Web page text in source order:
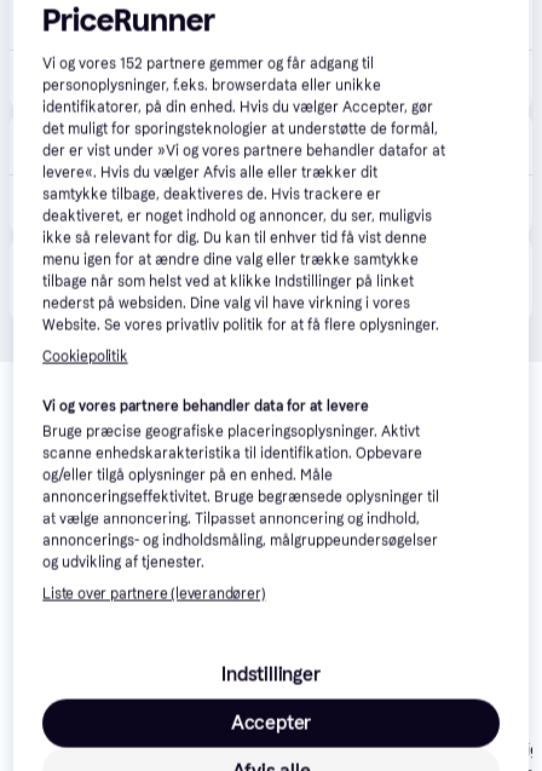
Coolshop
39 kr. fragt,1 dag
Gardena - CLICK UP INSEKTHOTEL - Klar til levering
Eller 3 betalinger af 98 kr.
avXperten 4.8(428)
49 kr. fragt,2-4 dage
Gardena ClickUp InsektHotel
Eller 3 betalinger af 122 kr.
Produktet fås også hos 1 butik, som ikke er betalende
kunde i denne kategori.
Se vores forslag til andre produkter, der matcher dine
interesser. Vis alle
SES Creative Explore
Insekt Hotel
Creotime insekthotell
Esschert
PriceRunner
Vi og vores152 partnere gemmer og får adgang til
personoplysninger, f.eks. browserdata eller unikke
identifikatorer, på din enhed. Hvis du vælger Accepter, gør
det muligt for sporingsteknologier at understøtte de formål,
der er vist under »Vi og vores partnere behandler datafor at
levere«. Hvis du vælger Afvis alle eller trækker dit
samtykke tilbage, deaktiveres de. Hvis trackere er
deaktiveret, er noget indhold og annoncer, du ser, muligvis
ikke så relevant for dig. Du kan til enhver tid få vist denne
menu igen for at ændre dine valg eller trække samtykke
tilbage når som helst ved at klikke Indstillinger på linket
nederst på websiden. Dine valg vil have virkning i vores
Website. Se vores privatliv politik for at få flere oplysninger.
Cookiepolitik
Vi og vores partnere behandler data for at levere
Bruge præcise geografiske placeringsoplysninger. Aktivt
scanne enhedskarakteristika til identifikation. Opbevare
og/eller tilgå oplysninger på en enhed. Måle
annonceringseffektivitet. Bruge begrænsede oplysninger til
at vælge annoncering. Tilpasset annoncering og indhold,
annoncerings- og indholdsmåling, målgruppeundersøgelser
og udvikling af tjenester.
Liste over partnere (leverandører)
Indstillinger
Accepter